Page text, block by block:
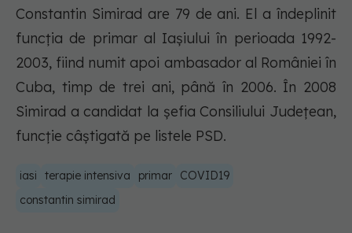
Constantin Simirad are 79 de ani. El a îndeplinit
funcţia de primar al Iaşiului în perioada 1992-
2003, fiind numit apoi ambasador al României în
Cuba, timp de trei ani, până în 2006. În 2008
Simirad a candidat la şefia Consiliului Judeţean,
funcţie câştigată pe listele PSD.
iasi terapie intensiva primar
COVID19
constantin simirad